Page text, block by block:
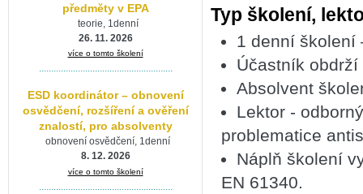
Typ školení,
1 denní školení
Účastník
Absolvent
Lektor -
problematice
Náplň školení
EN 61340.
předměty v EPA
teorie, 1denní
26. 11. 2026
více o tomto školení
ESD koordinátor – obnovení
osvědčení, rozšíření a ověření
znalostí, pro absolventy
obnovení osvědčení, 1denní
8. 12. 2026
více o tomto školení
.......................................................